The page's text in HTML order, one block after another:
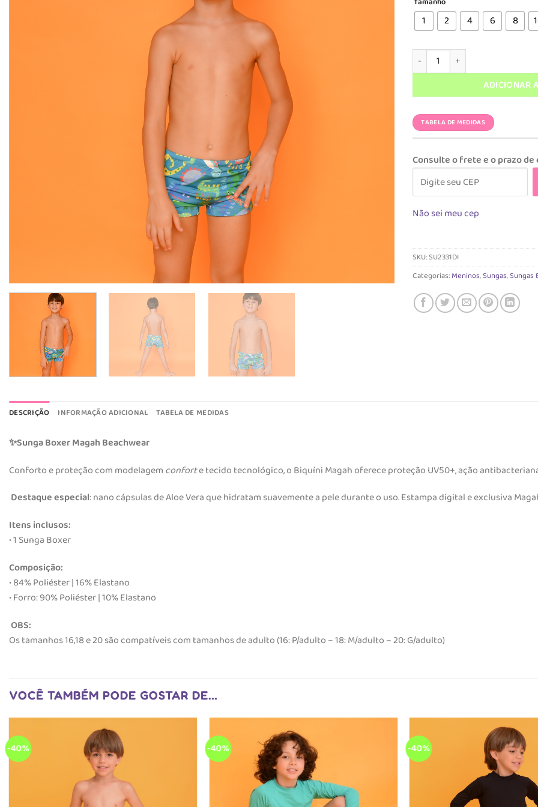
era:
R$ 149,90.
é:
1 2 4 6 8
Sunga Diogo Boxer Dinossauro
ADICIONAR
TABELA DE MEDIDAS
Consulte o frete e o prazo
Não sei meu cep
SKU:SU2331DI
Categorias:Meninos,Sungas,Sungas
DESCRIÇÃO INFORMAÇÃO ADICIONAL TABELA DE MEDIDAS
✨Sunga Boxer Magah Beachwear
Conforto e proteção com modelagem conforte tecido tecnológico, o Biquíni Magah oferece proteção UV50+, ação
Destaque especial: nano cápsulas de Aloe Vera que hidratam suavemente a pele durante o uso. Estampa digital e exclusiva
Itens inclusos:
• 1 Sunga Boxer
Composição:
• 84% Poliéster | 16% Elastano
• Forro: 90% Poliéster | 10% Elastano
OBS:
Os tamanhos 16,18 e 20 são compatíveis com tamanhos de adulto (16: P/adulto – 18: M/adulto – 20: G/adulto)
VOCÊ TAMBÉM PODE GOSTAR DE…
-40% -40% -40%